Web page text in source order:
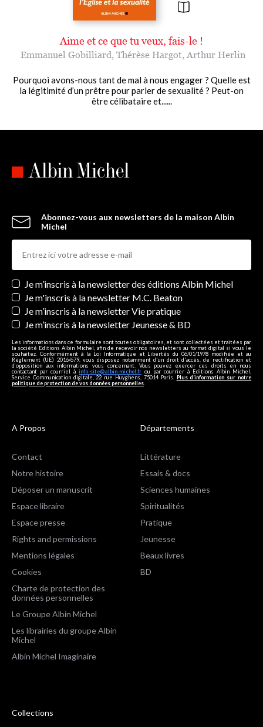
Aime et ce que tu veux, fais-le !
Emmanuel Gobilliard, Thérèse Hargot, Arthur Herlin
Pourquoi avons-nous tant de mal à nous engager ? Quelle est
la légitimité d’un prêtre pour parler de sexualité ? Peut-on
être célibataire et......
Abonnez-vous aux newsletters de la maison Albin
Michel
Newsletters
Je m’inscris à la newsletter des éditions Albin Michel
Je m'inscris à la newsletter M.C. Beaton
Je m’inscris à la newsletter Vie pratique
Je m’inscris à la newsletter Jeunesse & BD
Les informations dans ce formulaire sont toutes obligatoires, et sont collectées et traitées par
la société Editions Albin Michel, afin de recevoir nos newsletters au format digital si vous le
souhaitez. Conformément à la Loi Informatique et Libertés du 06/01/1978 modifiée et au
Règlement (UE) 2016/679, vous disposez notamment d'un droit d'accès, de rectification et
d’opposition aux informations vous concernant. Vous pouvez exercer ces droits en nous
contactant par courriel à info-site@albin-michel.fr ou par courrier à Editions Albin Michel,
Service Communication digitale, 22 rue Huyghens, 75014 Paris. Plus d’information sur notre
politique de protection de vos données personnelles
A Propos
Contact
Notre histoire
Déposer un manuscrit
Espace libraire
Espace presse
Rights and permissions
Mentions légales
Cookies
Charte de protection des
données personnelles
Le Groupe Albin Michel
Les librairies du groupe Albin
Michel
Albin Michel Imaginaire
Départements
Littérature
Essais & docs
Sciences humaines
Spiritualités
Pratique
Jeunesse
Beaux livres
BD
Collections